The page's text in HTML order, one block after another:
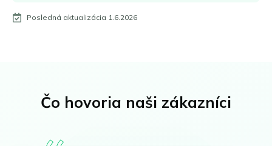
Posledná aktualizácia 1.6.2026
Čo hovoria naši zákazníci